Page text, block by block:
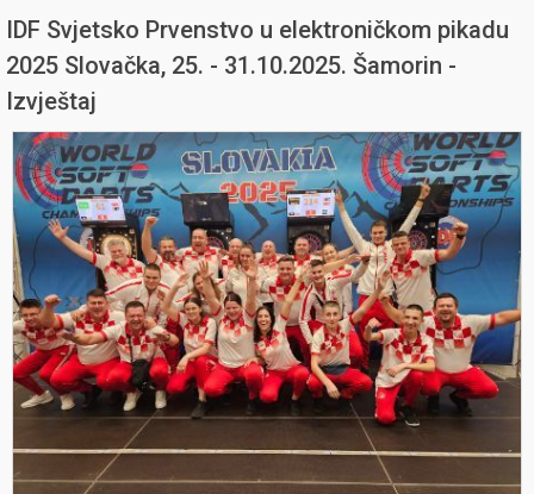
IDF Svjetsko Prvenstvo u elektroničkom pikadu
2025 Slovačka, 25. - 31.10.2025. Šamorin -
Izvještaj